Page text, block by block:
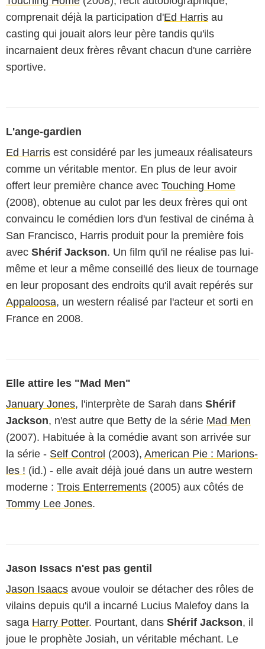
comprenait déjà la participation d'Ed Harris au
casting qui jouait alors leur père tandis qu'ils
incarnaient deux frères rêvant chacun d'une carrière
sportive.
L'ange-gardien
Ed Harris est considéré par les jumeaux réalisateurs
comme un véritable mentor. En plus de leur avoir
offert leur première chance avec Touching Home
(2008), obtenue au culot par les deux frères qui ont
convaincu le comédien lors d'un festival de cinéma à
San Francisco, Harris produit pour la première fois
avec Shérif Jackson. Un film qu'il ne réalise pas lui-
même et leur a même conseillé des lieux de tournage
en leur proposant des endroits qu'il avait repérés sur
Appaloosa, un western réalisé par l'acteur et sorti en
France en 2008.
Elle attire les "Mad Men"
January Jones, l'interprète de Sarah dans Shérif
Jackson, n'est autre que Betty de la série Mad Men
(2007). Habituée à la comédie avant son arrivée sur
la série - Self Control (2003), American Pie : Marions-
les ! (id.) - elle avait déjà joué dans un autre western
moderne : Trois Enterrements (2005) aux côtés de
Tommy Lee Jones.
Jason Issacs n'est pas gentil
Jason Isaacs avoue vouloir se détacher des rôles de
vilains depuis qu'il a incarné Lucius Malefoy dans la
saga Harry Potter. Pourtant, dans Shérif Jackson, il
joue le prophète Josiah, un véritable méchant. Le